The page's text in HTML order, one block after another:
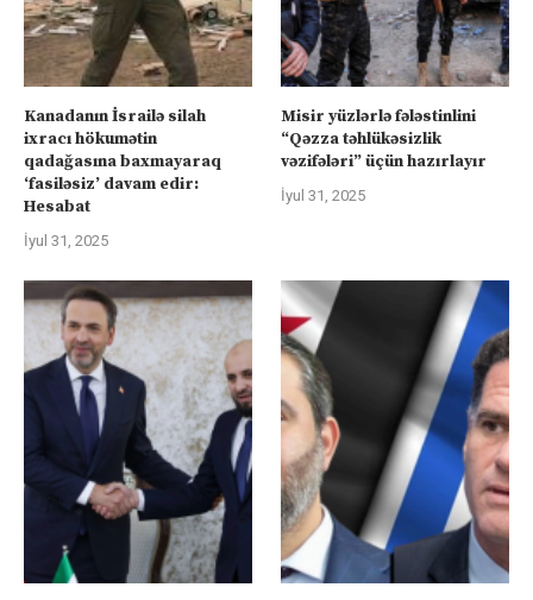
Kanadanın İsrailə silah
ixracı hökumətin
qadağasına baxmayaraq
‘fasiləsiz’ davam edir:
Hesabat
İyul 31, 2025
Misir yüzlərlə fələstinlini
“Qəzza təhlükəsizlik
vəzifələri” üçün hazırlayır
İyul 31, 2025